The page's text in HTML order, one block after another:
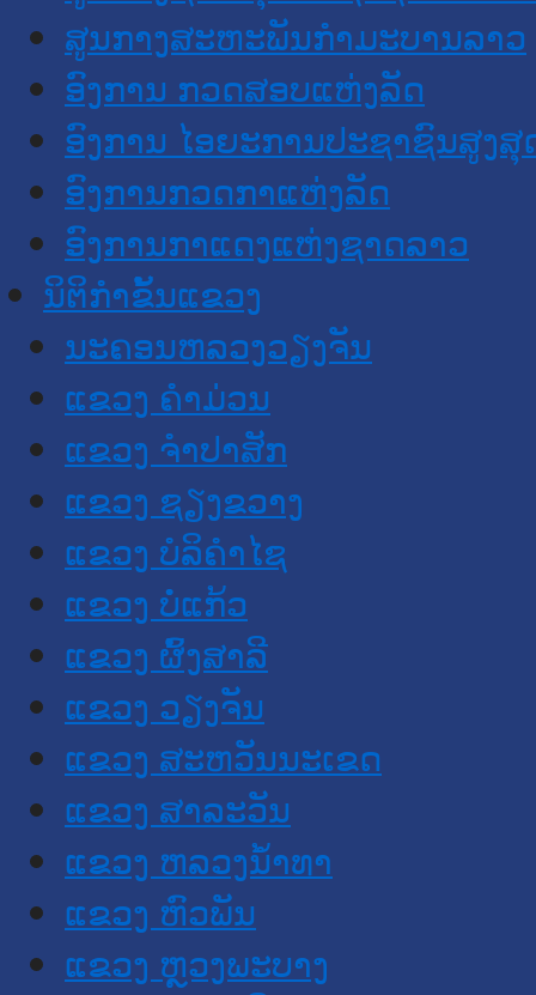
ສູນກາງສະຫະພັນກຳມະບານລາວ
ອົງການ ກວດສອບແຫ່ງລັດ
ອົງການ ໄອຍະການປະຊາຊົນສູງສຸ
ອົງການກວດກາແຫ່ງລັດ
ອົງການກາແດງແຫ່ງຊາດລາວ
ນິຕິກໍາຂັ້ນແຂວງ
ນະ​ຄອນ​ຫລວງວຽງຈັນ
ແຂວງ ຄໍາມ່ວນ
ແຂວງ ຈໍາປາສັກ
ແຂວງ ຊຽງຂວາງ
ແຂວງ ບໍລິຄໍາໄຊ
ແຂວງ ບໍ່ແກ້ວ
ແຂວງ ຜົ້ງສາລີ
ແຂວງ ວຽງຈັນ
ແຂວງ ສະຫວັນນະເຂດ
ແຂວງ ສາລະວັນ
ແຂວງ ຫລວງນໍ້າທາ
ແຂວງ ຫົວພັນ
ແຂວງ ຫຼວງພະບາງ